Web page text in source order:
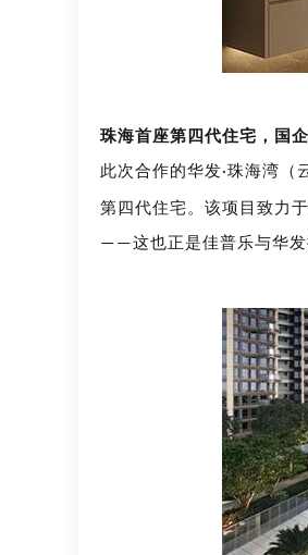
珠海首座第四代住宅 ，
国
此次合作的华发·珠海湾（
第四代住宅。该项目致力
——这也正是佳普乐与华